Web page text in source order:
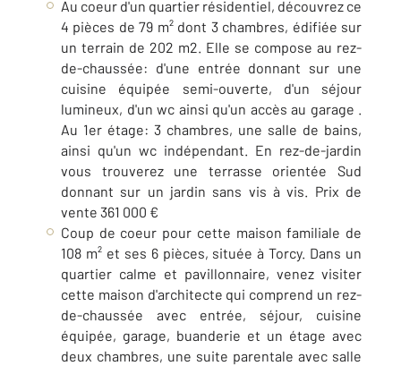
Au coeur d'un quartier résidentiel, découvrez ce
4 pièces de 79 m² dont 3 chambres, édifiée sur
un terrain de 202 m2. Elle se compose au rez-
de-chaussée: d'une entrée donnant sur une
cuisine équipée semi-ouverte, d'un séjour
lumineux, d'un wc ainsi qu'un accès au garage .
Au 1er étage: 3 chambres, une salle de bains,
ainsi qu'un wc indépendant. En rez-de-jardin
vous trouverez une terrasse orientée Sud
donnant sur un jardin sans vis à vis. Prix de
vente 361 000 €
Coup de coeur pour cette maison familiale de
108 m² et ses 6 pièces, située à Torcy. Dans un
quartier calme et pavillonnaire, venez visiter
cette maison d'architecte qui comprend un rez-
de-chaussée avec entrée, séjour, cuisine
équipée, garage, buanderie et un étage avec
deux chambres, une suite parentale avec salle